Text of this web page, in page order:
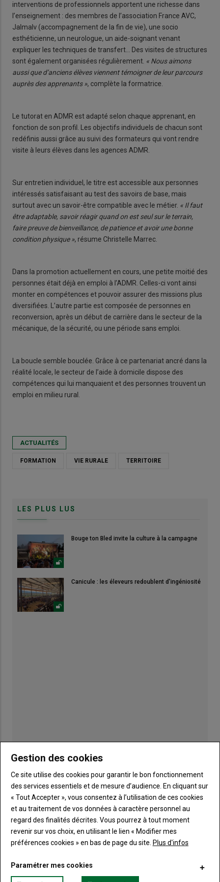
interventions de professionnels apportent une richesse dans
l’enseignement : des membres de l’association France AVC,
Jalmalv (accompagnement de la fin de vie), une socio
esthéticienne, un neurologue, un aide-soignant venant
expliquer les techniques de transfert… Des visites de structures
sont également organisées régulièrement. « Nous aimons
aussi que d’anciens élèves viennent témoigner de leur parcours
auprès des apprenants », complète la formatrice.
Le tutorat en ADMR est adapté selon chaque apprenant, en
fonction de son profil. Les objectifs individuels de chacun sont
redéfinis aussi grâce au suivi des formateurs qui vont rendre
visite à leurs élèves dans les agences ADMR.
Sur entretien individuel, le titre est accessible aux personnes
intéressés satisfaisant au test des savoirs de base, mais
surtout avec un savoir-être compatible avec le métier. « Il faut
être adaptable, savoir réagir quand on est seul sur le terrain,
faire preuve de bienveillance, de patience et avoir une bonne
condition physique », résume Christelle Marrec.
Dans la promotion actuellement en cours, une petite moitié des
personnes était déjà en emploi à l’ADMR. Celles-ci vont ainsi
monter en compétences et pouvoir assurer des missions plus
diversifiées. L’autre partie est composée de personnes en
reconversion, après un début de carrière dans le secteur de la
mécanique, de la sécurité, ou une période sans emploi.
La boucle semble bouclée. Grâce à ce partenariat ancré dans la
réalité locale, le secteur de l’aide à domicile dispose des
compétences qui lui manquaient et des personnes trouvent un
emploi en milieu rural.
ACTUALITÉS
FORMATION VIE RURALE TERRITOIRE
LES PLUS LUS
Bouge ton Bled invite la culture à la campagne
Canicule : les éleveurs redoublent d'ingéniosité
TITRE JE M'ABONNE
Body A partir de 85€
Lien JE M'ABONNE
Gestion des cookies
Ce site utilise des cookies pour garantir le bon fonctionnement
des services essentiels et de mesure d’audience. En cliquant sur
« Tout Accepter », vous consentez à l’utilisation de ces cookies
et au traitement de vos données à caractère personnel au
regard des finalités décrites. Vous pourrez à tout moment
revenir sur vos choix, en utilisant le lien « Modifier mes
préférences cookies » en bas de page du site. Plus d'infos
Paramétrer mes cookies